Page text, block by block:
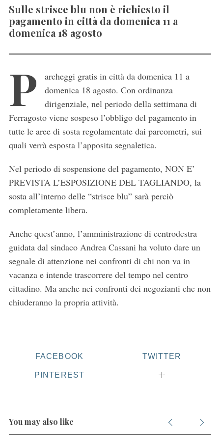
Sulle strisce blu non è richiesto il
pagamento in città da domenica 11 a
domenica 18 agosto
P
archeggi gratis in città da domenica 11 a
domenica 18 agosto. Con ordinanza
dirigenziale, nel periodo della settimana di
Ferragosto viene sospeso l’obbligo del pagamento in
tutte le aree di sosta regolamentate dai parcometri, sui
quali verrà esposta l’apposita segnaletica.
Nel periodo di sospensione del pagamento, NON E’
PREVISTA L’ESPOSIZIONE DEL TAGLIANDO, la
sosta all’interno delle “strisce blu” sarà perciò
completamente libera.
Anche quest’anno, l’amministrazione di centrodestra
guidata dal sindaco Andrea Cassani ha voluto dare un
segnale di attenzione nei confronti di chi non va in
vacanza e intende trascorrere del tempo nel centro
cittadino. Ma anche nei confronti dei negozianti che non
chiuderanno la propria attività.
FACEBOOK TWITTER
PINTEREST
You may also like